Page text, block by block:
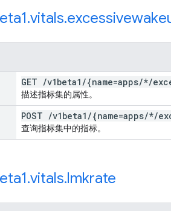
.vitals.
GET /v1beta1 /{name=apps/*/
描述指标集的属性。
POST /v1beta1 /{name=apps/*/
查询指标集中的指标。
.vitals.lmkrate